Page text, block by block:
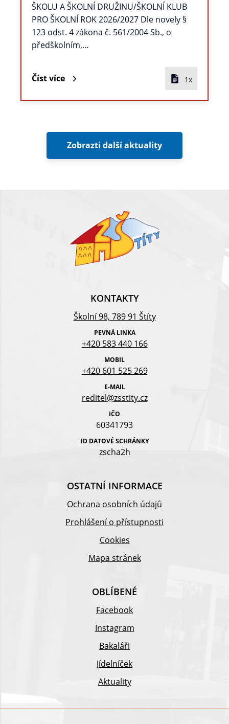
ŠKOLU A ŠKOLNÍ DRUŽINU/ŠKOLNÍ KLUB
PRO ŠKOLNÍ ROK 2026/2027 Dle novely §
123 odst. 4 zákona č. 561/2004 Sb., o
předškolním,…
Číst více 1x
Zobrazti další aktuality
KONTAKTY
Školní 98, 789 91 Štíty
PEVNÁ LINKA
+420 583 440 166
MOBIL
+420 601 525 269
E-MAIL
reditel@zsstity.cz
IČO
60341793
ID DATOVÉ SCHRÁNKY
zscha2h
OSTATNÍ INFORMACE
Ochrana osobních údajů
Prohlášení o přístupnosti
Cookies
Mapa stránek
OBLÍBENÉ
Facebook
Instagram
Bakaláři
Jídelníček
Aktuality